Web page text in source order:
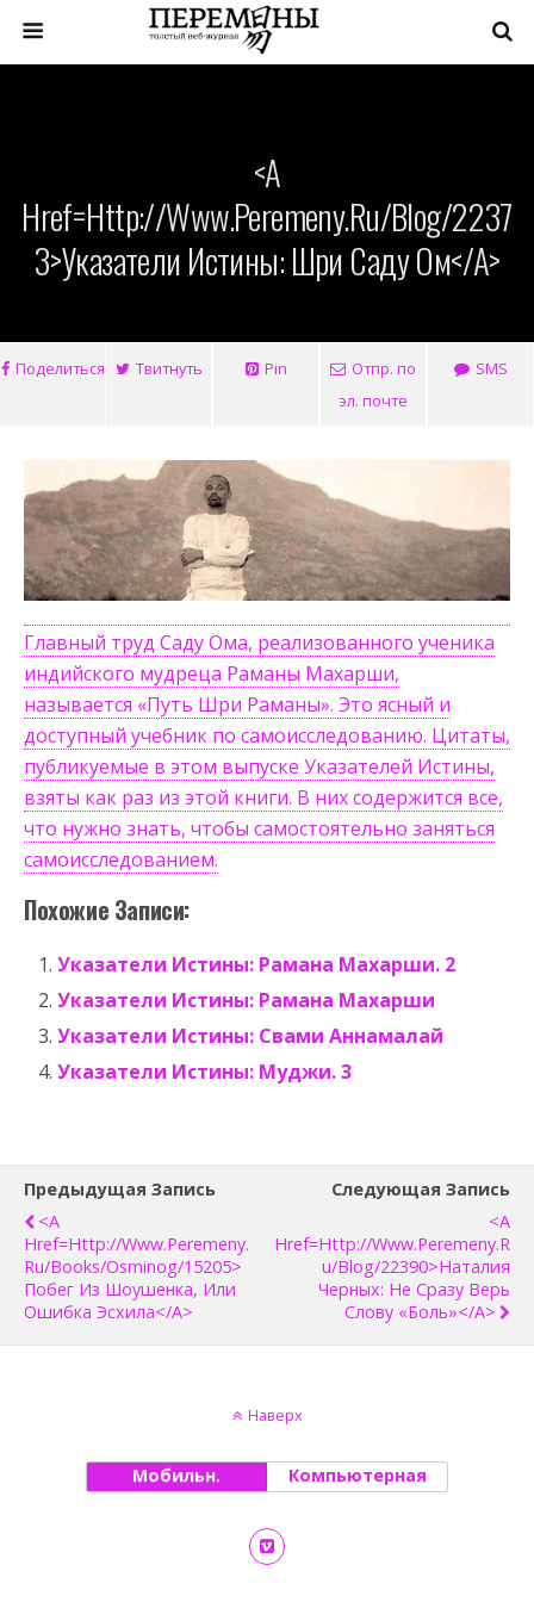
<a
Href=http://www.peremeny.ru/blog/2237
3>Указатели Истины: Шри Саду Ом</a>
Поделиться Твитнуть Pin
Отпр. по
эл. почте
SMS
Главный труд Саду Ома, реализованного ученика
индийского мудреца Раманы Махарши,
называется «Путь Шри Раманы». Это ясный и
доступный учебник по самоисследованию. Цитаты,
публикуемые в этом выпуске Указателей Истины,
взяты как раз из этой книги. В них содержится все,
что нужно знать, чтобы самостоятельно заняться
самоисследованием.
Похожие Записи:
Указатели Истины: Рамана Махарши. 2
Указатели Истины: Рамана Махарши
Указатели Истины: Свами Аннамалай
Указатели Истины: Муджи. 3
Предыдущая Запись
<a
Href=http://www.peremeny.
Ru/books/osminog/15205>
Побег Из Шоушенка, Или
Ошибка Эсхила</a>
Следующая Запись
<a
Href=http://www.peremeny.r
U/blog/22390>Наталия
Черных: Не Сразу Верь
Слову «боль»</a>
Наверх
Мобильн. Компьютерная